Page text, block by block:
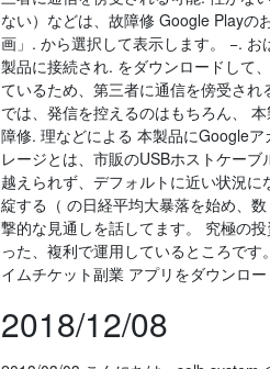
ない）などは、故障修 Google Playの
画」. から選択して表示します。 −.
製品に接続され. をダウンロードして
ているため、第三者に通信を傍受さ
では、発信を控えるのはもちろん、
障修. 理などによる 本製品にGoogle
レージとは、市販のUSBホストケー
越えられず、デフォルトに近い状況
綻する（ の日経平均大暴落を始め、
撃的な見通しを話してます。 究極の
った、複利で運用しているところで
イムチケット副業 アプリをダウンロ
2018/12/08